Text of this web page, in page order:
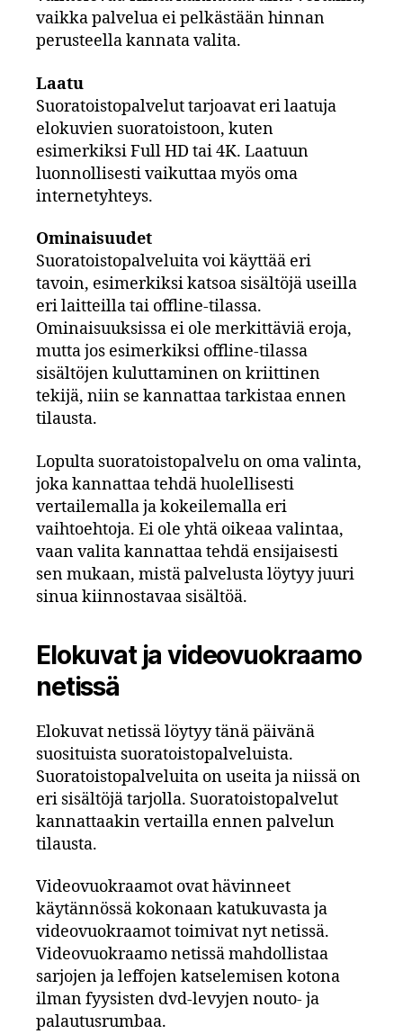
vaikka palvelua ei pelkästään hinnan
perusteella kannata valita.
Laatu
Suoratoistopalvelut tarjoavat eri laatuja
elokuvien suoratoistoon, kuten
esimerkiksi Full HD tai 4K. Laatuun
luonnollisesti vaikuttaa myös oma
internetyhteys.
Ominaisuudet
Suoratoistopalveluita voi käyttää eri
tavoin, esimerkiksi katsoa sisältöjä useilla
eri laitteilla tai offline-tilassa.
Ominaisuuksissa ei ole merkittäviä eroja,
mutta jos esimerkiksi offline-tilassa
sisältöjen kuluttaminen on kriittinen
tekijä, niin se kannattaa tarkistaa ennen
tilausta.
Lopulta suoratoistopalvelu on oma valinta,
joka kannattaa tehdä huolellisesti
vertailemalla ja kokeilemalla eri
vaihtoehtoja. Ei ole yhtä oikeaa valintaa,
vaan valita kannattaa tehdä ensijaisesti
sen mukaan, mistä palvelusta löytyy juuri
sinua kiinnostavaa sisältöä.
Elokuvat ja videovuokraamo
netissä
Elokuvat netissä löytyy tänä päivänä
suosituista suoratoistopalveluista.
Suoratoistopalveluita on useita ja niissä on
eri sisältöjä tarjolla. Suoratoistopalvelut
kannattaakin vertailla ennen palvelun
tilausta.
Videovuokraamot ovat hävinneet
käytännössä kokonaan katukuvasta ja
videovuokraamot toimivat nyt netissä.
Videovuokraamo netissä mahdollistaa
sarjojen ja leffojen katselemisen kotona
ilman fyysisten dvd-levyjen nouto- ja
palautusrumbaa.